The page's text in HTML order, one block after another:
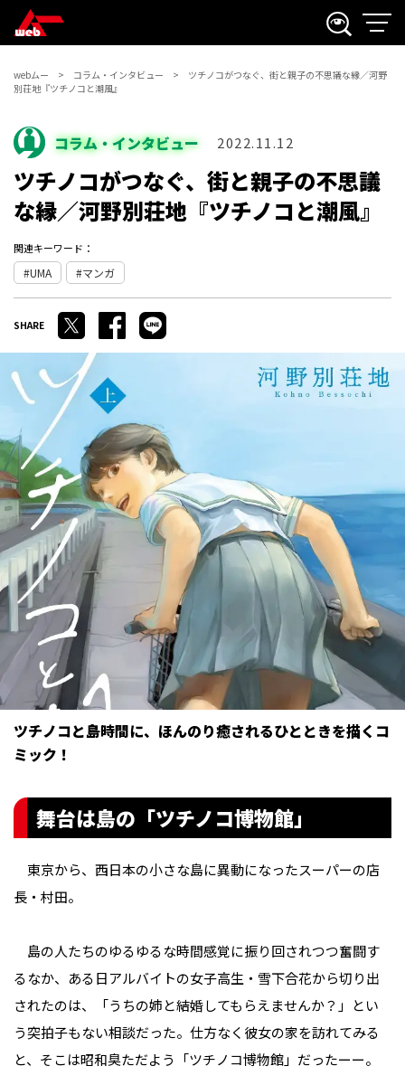
webムー コラム・インタビュー
ツチノコがつなぐ、街と親子の不思議な縁／河野
別荘地『ツチノコと潮風』
コラム・インタビュー 2022.11.12
ツチノコがつなぐ、街と親子の不思議
な縁／河野別荘地『ツチノコと潮風』
関連キーワード：
UMA マンガ
ツチノコと島時間に、ほんのり癒されるひとときを描くコ
ミック！
舞台は島の「ツチノコ博物館」
東京から、西日本の小さな島に異動になったスーパーの店
長・村田。
島の人たちのゆるゆるな時間感覚に振り回されつつ奮闘す
るなか、ある日アルバイトの女子高生・雪下合花から切り出
されたのは、「うちの姉と結婚してもらえませんか？」とい
う突拍子もない相談だった。仕方なく彼女の家を訪れてみる
と、そこは昭和臭ただよう「ツチノコ博物館」だったーー。